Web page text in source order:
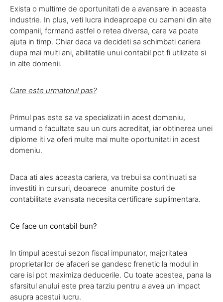
Exista o multime de oportunitati de a avansare in aceasta
industrie. In plus, veti lucra indeaproape cu oameni din alte
companii, formand astfel o retea diversa, care va poate
ajuta in timp. Chiar daca va decideti sa schimbati cariera
dupa mai multi ani, abilitatile unui contabil pot fi utilizate si
in alte domenii.
Care este urmatorul pas?
Primul pas este sa va specializati in acest domeniu,
urmand o facultate sau un curs acreditat, iar obtinerea unei
diplome iti va oferi multe mai multe oportunitati in acest
domeniu.
Daca ati ales aceasta cariera, va trebui sa continuati sa
investiti in cursuri, deoarece anumite posturi de
contabilitate avansata necesita certificare suplimentara.
Ce face un contabil bun?
In timpul acestui sezon fiscal impunator, majoritatea
proprietarilor de afaceri se gandesc frenetic la modul in
care isi pot maximiza deducerile. Cu toate acestea, pana la
sfarsitul anului este prea tarziu pentru a avea un impact
asupra acestui lucru.